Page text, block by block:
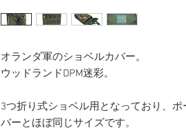
オランダ軍のショベルカバー。
ウッドランドDPM迷彩。
3つ折り式ショベル用となっており、
バーとほぼ同じサイズです。